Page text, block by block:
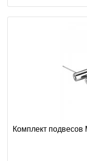
Комплект